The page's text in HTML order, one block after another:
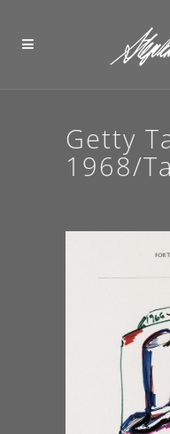
Getty
1968/